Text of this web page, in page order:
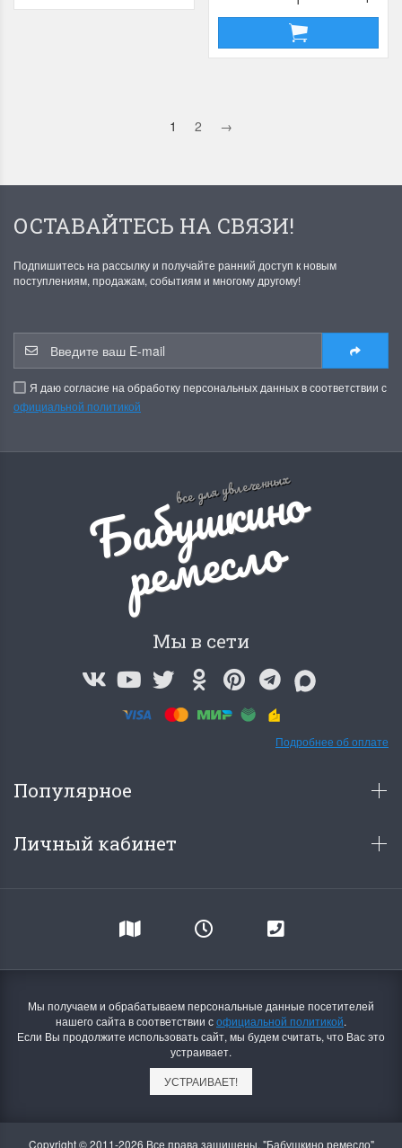
1 2 →
ОСТАВАЙТЕСЬ НА СВЯЗИ!
Подпишитесь на рассылку и получайте ранний доступ к новым
поступлениям, продажам, событиям и многому другому!
Я даю согласие на обработку персональных данных в соответствии с
официальной политикой
все для увлеченных
Б
а
б
у
ш
к
и
н
о
р
е
м
е
с
л
о
Мы в сети
Подробнее об оплате
Популярное
Личный кабинет
Мы получаем и обрабатываем персональные данные посетителей
нашего сайта в соответствии софициальной политикой.
Если Вы продолжите использовать сайт, мы будем считать, что Вас это
устраивает.
УСТРАИВАЕТ!
Copyright © 2011-2026 Все права защищены. "Бабушкино ремесло"